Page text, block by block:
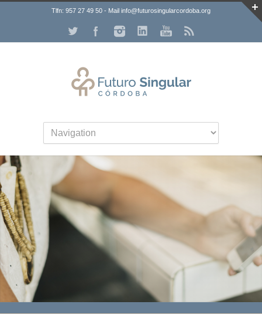
Tlfn: 957 27 49 50 - Mail info@futurosingularcordoba.org